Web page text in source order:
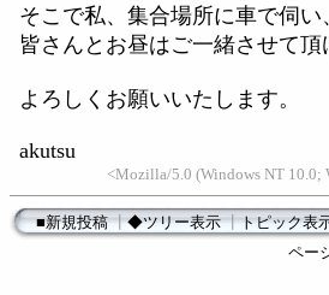
そこで私、集合場所に車で伺い
皆さんとお昼はご一緒させて
よろしくお願いいたします。
akutsu
<Mozilla/5.0 (Windows NT 10.0;
■新規投稿┃◆ツリー表示┃トピック表
ペー